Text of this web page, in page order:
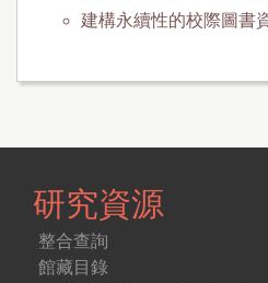
建構永續性的校際圖書
研究資源
整合查詢
館藏目錄